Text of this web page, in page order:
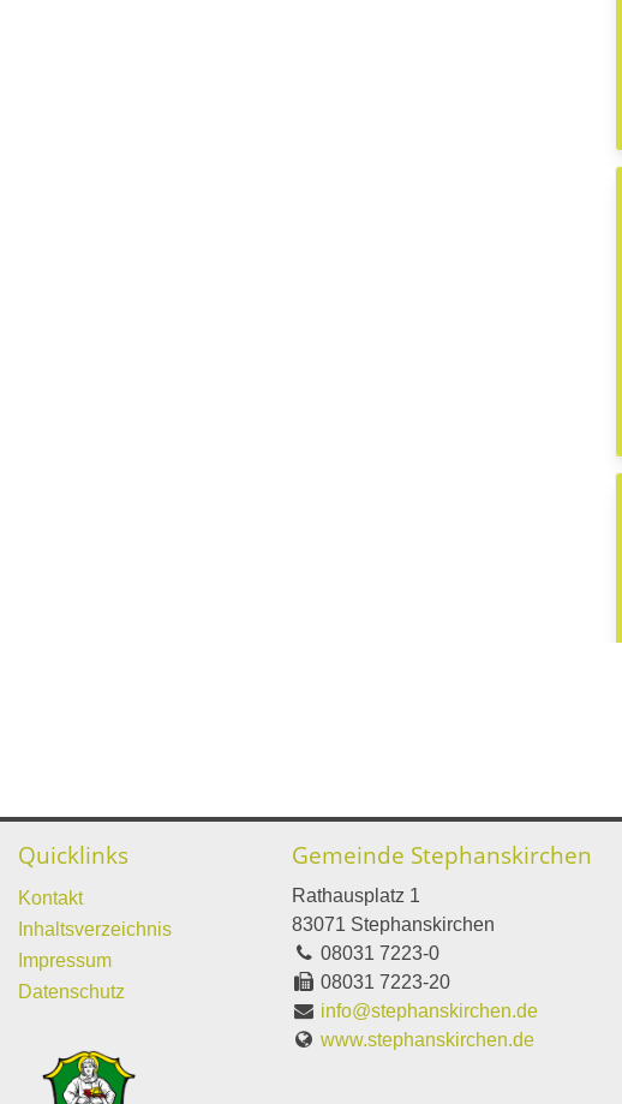
Quicklinks
Kontakt
Inhaltsverzeichnis
Impressum
Datenschutz
Gemeinde Stephanskirchen
Rathausplatz 1
83071 Stephanskirchen
08031 7223-0
08031 7223-20
info@stephanskirchen.de
www.stephanskirchen.de